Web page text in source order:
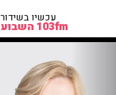
עכשיו בשידור
103fm השבוע